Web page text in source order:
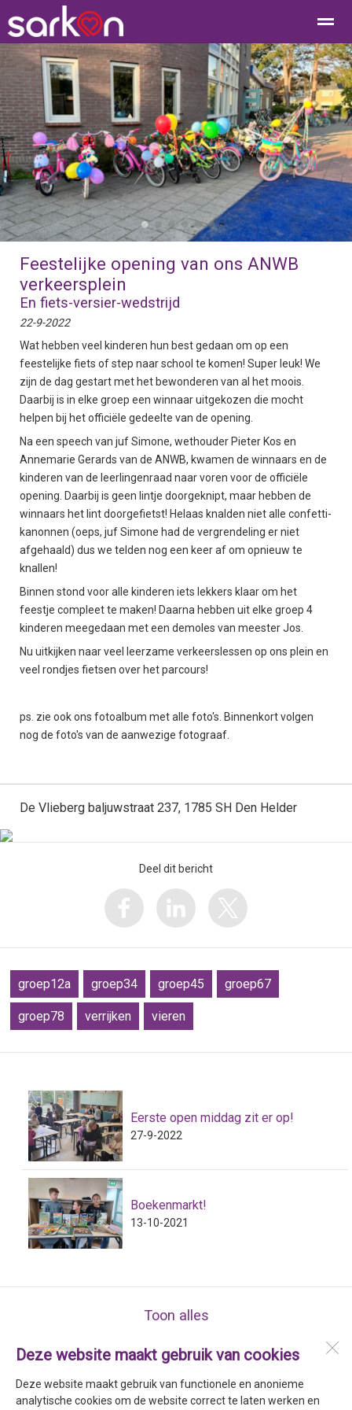
Home Bellen Contact E-mail
Deze website maakt gebruik van cookies
Deze website maakt gebruik van functionele en anonieme
analytische cookies om de website correct te laten werken en
● ● ● ● ● ●
Feestelijke opening van ons ANWB
verkeersplein
En fiets-versier-wedstrijd
22-9-2022
Wat hebben veel kinderen hun best gedaan om op een
feestelijke fiets of step naar school te komen! Super leuk! We
zijn de dag gestart met het bewonderen van al het moois.
Daarbij is in elke groep een winnaar uitgekozen die mocht
helpen bij het officiële gedeelte van de opening.
Na een speech van juf Simone, wethouder Pieter Kos en
Annemarie Gerards van de ANWB, kwamen de winnaars en de
kinderen van de leerlingenraad naar voren voor de officiële
opening. Daarbij is geen lintje doorgeknipt, maar hebben de
winnaars het lint doorgefietst! Helaas knalden niet alle confetti-
kanonnen (oeps, juf Simone had de vergrendeling er niet
afgehaald) dus we telden nog een keer af om opnieuw te
knallen!
Binnen stond voor alle kinderen iets lekkers klaar om het
feestje compleet te maken! Daarna hebben uit elke groep 4
kinderen meegedaan met een demoles van meester Jos.
Nu uitkijken naar veel leerzame verkeerslessen op ons plein en
veel rondjes fietsen over het parcours!
ps. zie ook ons fotoalbum met alle foto's. Binnenkort volgen
nog de foto's van de aanwezige fotograaf.
De Vlieberg baljuwstraat 237, 1785 SH Den Helder
Deel dit bericht
groep12a groep34 groep45 groep67
groep78 verrijken vieren
Eerste open middag zit er op!
27-9-2022
Boekenmarkt!
13-10-2021
Toon alles
Drs. F. Bijlweg 8a
1784 MC
Den Helder